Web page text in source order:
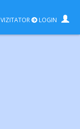
VIZITATOR LOGIN